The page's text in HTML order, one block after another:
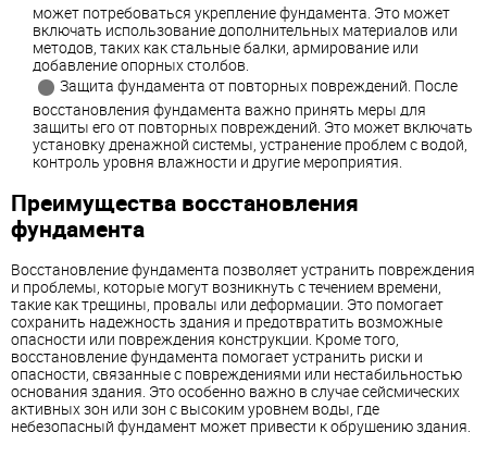
может потребоваться укрепление фундамента. Это может
включать использование дополнительных материалов или
методов, таких как стальные балки, армирование или
добавление опорных столбов.
Защита фундамента от повторных повреждений. После
восстановления фундамента важно принять меры для
защиты его от повторных повреждений. Это может включать
установку дренажной системы, устранение проблем с водой,
контроль уровня влажности и другие мероприятия.
Преимущества восстановления
фундамента
Восстановление фундамента позволяет устранить повреждения
и проблемы, которые могут возникнуть с течением времени,
такие как трещины, провалы или деформации. Это помогает
сохранить надежность здания и предотвратить возможные
опасности или повреждения конструкции. Кроме того,
восстановление фундамента помогает устранить риски и
опасности, связанные с повреждениями или нестабильностью
основания здания. Это особенно важно в случае сейсмических
активных зон или зон с высоким уровнем воды, где
небезопасный фундамент может привести к обрушению здания.